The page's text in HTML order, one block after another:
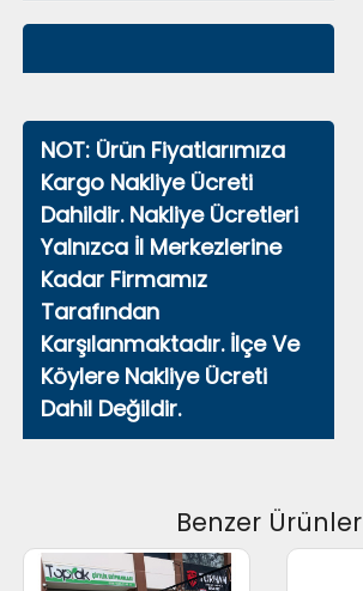
NOT: Ürün Fiyatlarımıza
Kargo Nakliye Ücreti
Dahildir. Nakliye Ücretleri
Yalnızca İl Merkezlerine
Kadar Firmamız
Tarafından
Karşılanmaktadır. İlçe Ve
Köylere Nakliye Ücreti
Dahil Değildir.
Benzer Ürünler